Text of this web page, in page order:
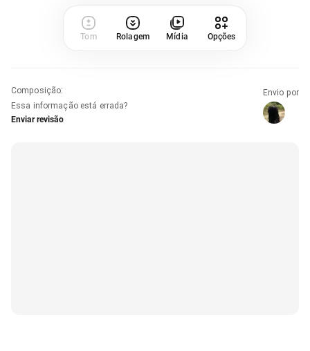
Tom Rolagem Mídia Opções
Composição:
Essa informação está errada?
Enviar revisão
Envio por